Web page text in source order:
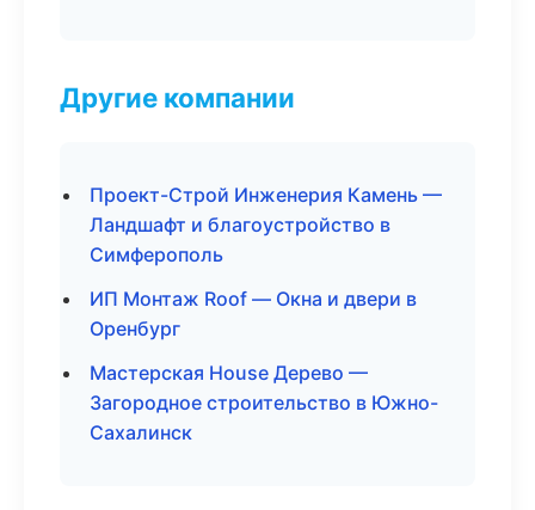
Другие компании
Проект-Строй Инженерия Камень —
Ландшафт и благоустройство в
Симферополь
ИП Монтаж Roof — Окна и двери в
Оренбург
Мастерская House Дерево —
Загородное строительство в Южно-
Сахалинск